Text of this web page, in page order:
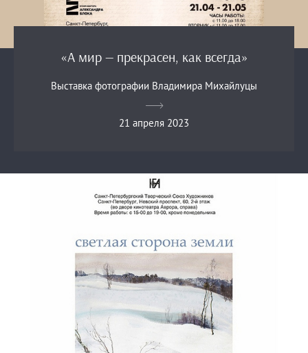
«А мир — прекрасен, как всегда»
Выставка фотографии Владимира Михайлуцы
21 апреля 2023